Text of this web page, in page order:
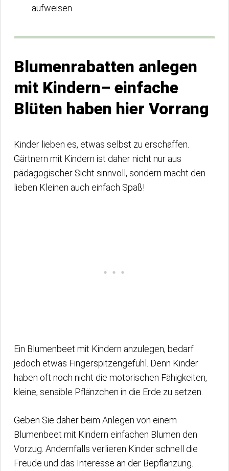
aufweisen.
Blumenrabatten anlegen
mit Kindern– einfache
Blüten haben hier Vorrang
Kinder lieben es, etwas selbst zu erschaffen.
Gärtnern mit Kindern ist daher nicht nur aus
pädagogischer Sicht sinnvoll, sondern macht den
lieben Kleinen auch einfach Spaß!
Ein Blumenbeet mit Kindern anzulegen, bedarf
jedoch etwas Fingerspitzengefühl. Denn Kinder
haben oft noch nicht die motorischen Fähigkeiten,
kleine, sensible Pflänzchen in die Erde zu setzen.
Geben Sie daher beim Anlegen von einem
Blumenbeet mit Kindern einfachen Blumen den
Vorzug. Andernfalls verlieren Kinder schnell die
Freude und das Interesse an der Bepflanzung.